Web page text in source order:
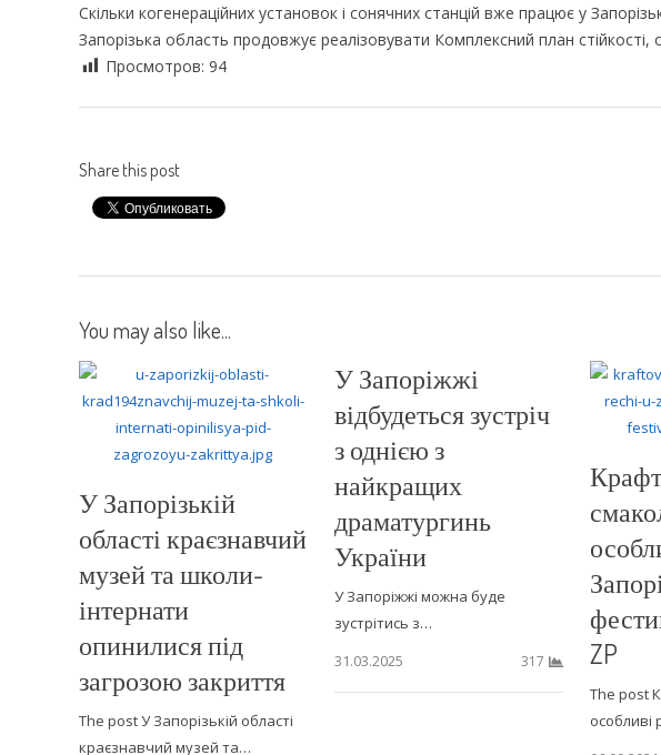
Скільки когенераційних установок і сонячних станцій вже працює у
Запорізька область продовжує реалізовувати Комплексний план
Просмотров: 94
Share this post
You may also like...
У Запорізькій
області краєзнавчий
музей та школи-
інтернати
опинилися під
загрозою закриття
The post У Запорізькій області
краєзнавчий музей та…
У Запоріжжі
відбудеться зустріч
з однією з
найкращих
драматургинь
України
У Запоріжжі можна буде
зустрітись з…
31.03.2025
317
ZP
The post
особливі